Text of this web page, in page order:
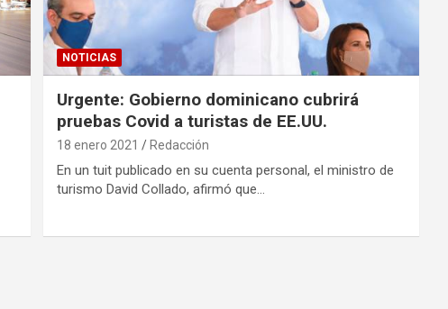
NOTICIAS
Urgente: Gobierno dominicano cubrirá
pruebas Covid a turistas de EE.UU.
18 enero 2021 Redacción
En un tuit publicado en su cuenta personal, el ministro de
turismo David Collado, afirmó que…